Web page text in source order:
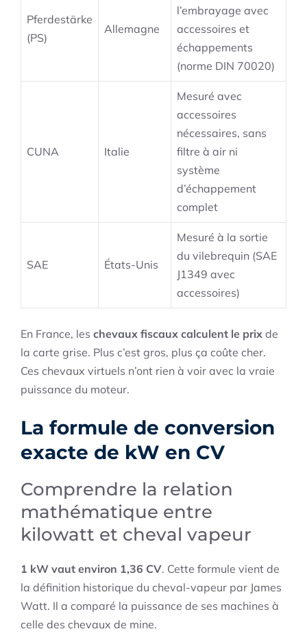
Pferdestärke
(PS)
Allemagne
l’embrayage avec
accessoires et
échappements
(norme DIN 70020)
CUNA Italie
Mesuré avec
accessoires
nécessaires, sans
filtre à air ni
système
d’échappement
complet
SAE États-Unis
Mesuré à la sortie
du vilebrequin (SAE
J1349 avec
accessoires)
En France, les chevaux fiscaux calculent le prix de
la carte grise. Plus c’est gros, plus ça coûte cher.
Ces chevaux virtuels n’ont rien à voir avec la vraie
puissance du moteur.
La formule de conversion
exacte de kW en CV
Comprendre la relation
mathématique entre
kilowatt et cheval vapeur
1 kW vaut environ 1,36 CV. Cette formule vient de
la définition historique du cheval-vapeur par James
Watt. Il a comparé la puissance de ses machines à
celle des chevaux de mine.